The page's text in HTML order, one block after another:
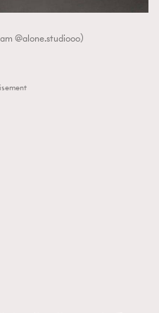
@alone.studiooo）